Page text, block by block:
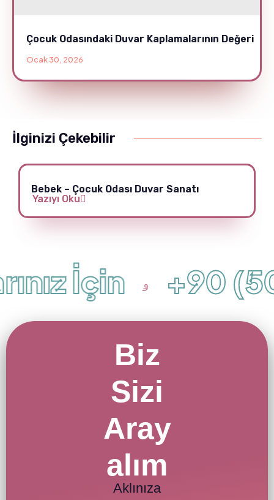
Çocuk Odasındaki Duvar Kaplamalarının Değeri
Ocak 30, 2026
İlginizi Çekebilir
Bebek – Çocuk Odası Duvar Sanatı
Yazıyı Oku
İçin +90
Biz
Sizi
Aray
alım
Aklınıza